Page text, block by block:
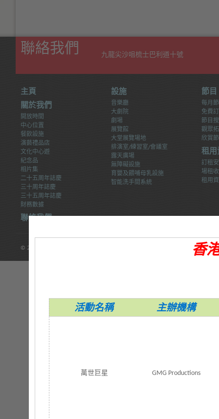
聯絡我們 九龍尖沙咀梳士巴利道十號
主頁
關於我們
開放時間
中心位置
餐飲設施
演藝禮品店
文化中心遊
紀念品
相片集
二十五周年誌慶
三十周年誌慶
三十五周年誌慶
財務數據
聯絡我們
設施
音樂廳
大劇院
劇場
展覽館
大堂展覽場地
排演室/練習室/會議室
露天廣場
無障礙設施
育嬰及餵哺母乳設施
智能洗手間系統
節目
每月
免費
節目
觀眾
欣賞
租用
訂租
場租
租用
© 2014 康樂及文化事務署 版權所有 香
活動名稱 主辦機構
萬世巨星 GMG Productions